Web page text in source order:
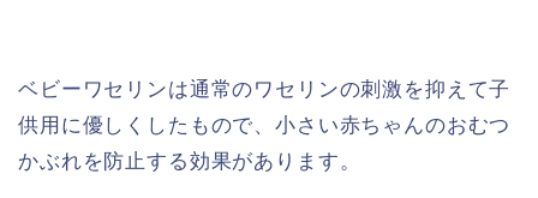
ベビーワセリンは通常のワセリンの刺激を抑えて子
供用に優しくしたもので、小さい赤ちゃんのおむつ
かぶれを防止する効果があります。